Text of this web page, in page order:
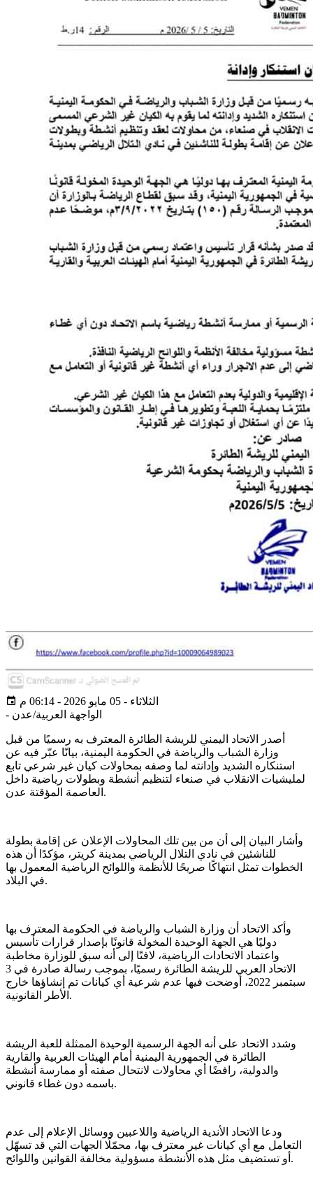
الثلاثاء - 05 مايو 2026 - 06:14 م
- الواجهة العربية/عدن
أصدر الاتحاد اليمني للريشة الطائرة المعترف به رسميًا من قبل
وزارة الشباب والرياضة في الحكومة اليمنية، بيانًا عبّر فيه عن
استنكاره الشديد وإدانته لما وصفه بمحاولات كيان غير شرعي تابع
لمليشيات الانقلاب في صنعاء لتنظيم أنشطة وبطولات رياضية داخل
العاصمة المؤقتة عدن.
وأشار البيان إلى أن من بين تلك المحاولات الإعلان عن إقامة بطولة
للناشئين في نادي التلال الرياضي بمدينة كريتر، مؤكدًا أن هذه
الخطوات تمثل انتهاكًا صريحًا للأنظمة واللوائح الرياضية المعمول بها
في البلاد.
وأكد الاتحاد أن وزارة الشباب والرياضة في الحكومة المعترف بها
دوليًا هي الجهة الوحيدة المخولة قانونًا بإصدار قرارات تأسيس
واعتماد الاتحادات الرياضية، لافتًا إلى أنه سبق للوزارة مخاطبة
الاتحاد العربي للريشة الطائرة رسميًا، بموجب رسالة صادرة في 3
سبتمبر 2022، أوضحت فيها عدم شرعية أي كيانات تم إنشاؤها خارج
الأطر القانونية.
وشدد الاتحاد على أنه الجهة الرسمية الوحيدة الممثلة للعبة الريشة
الطائرة في الجمهورية اليمنية أمام الهيئات العربية والقارية
والدولية، رافضًا أي محاولات لانتحال صفته أو ممارسة أنشطة
باسمه دون غطاء قانوني.
ودعا الاتحاد الأندية الرياضية واللاعبين ووسائل الإعلام إلى عدم
التعامل مع أي كيانات غير معترف بها، محمّلًا الجهات التي قد تسهّل
أو تستضيف مثل هذه الأنشطة مسؤولية مخالفة القوانين واللوائح.